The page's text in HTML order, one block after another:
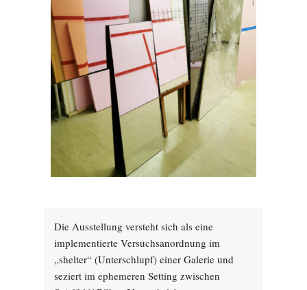
Die Ausstellung versteht sich als eine
implementierte Versuchsanordnung im
„shelter“ (Unterschlupf) einer Galerie und
seziert im ephemeren Setting zwischen